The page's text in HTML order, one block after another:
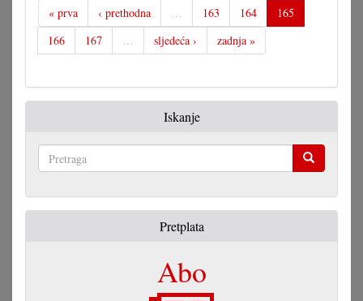
« prva ‹ prethodna … 163 164
165
166
167 … sljedeća › zadnja »
Iskanje
Pretplata
Abo